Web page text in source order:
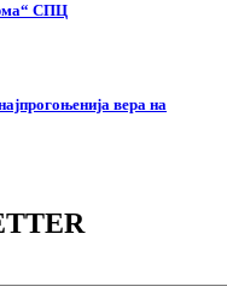
СПЦ
вера на